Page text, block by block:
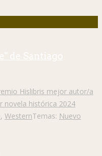
de Santiago
Hislibris mejor autor/a
novela histórica 2024
, WesternTemas: Nuevo